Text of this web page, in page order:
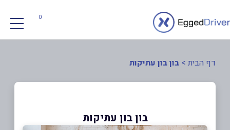
0
דף הבית > בון בון עתיקות
בון בון עתיקות